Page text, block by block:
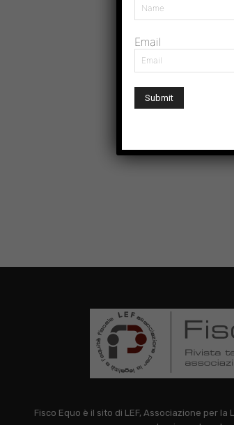
Fisco Equo è il sito di LEF, Associazione per
Email